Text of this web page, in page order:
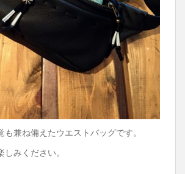
も兼ね備えたウエストバッグです。
みください。